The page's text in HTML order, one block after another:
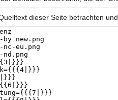
dieser Seite betrachten und